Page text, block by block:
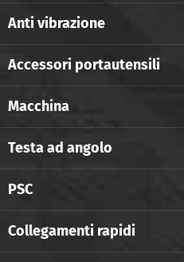
Anti vibrazione
Accessori portautensili
Macchina
Testa ad angolo
PSC
Collegamenti rapidi